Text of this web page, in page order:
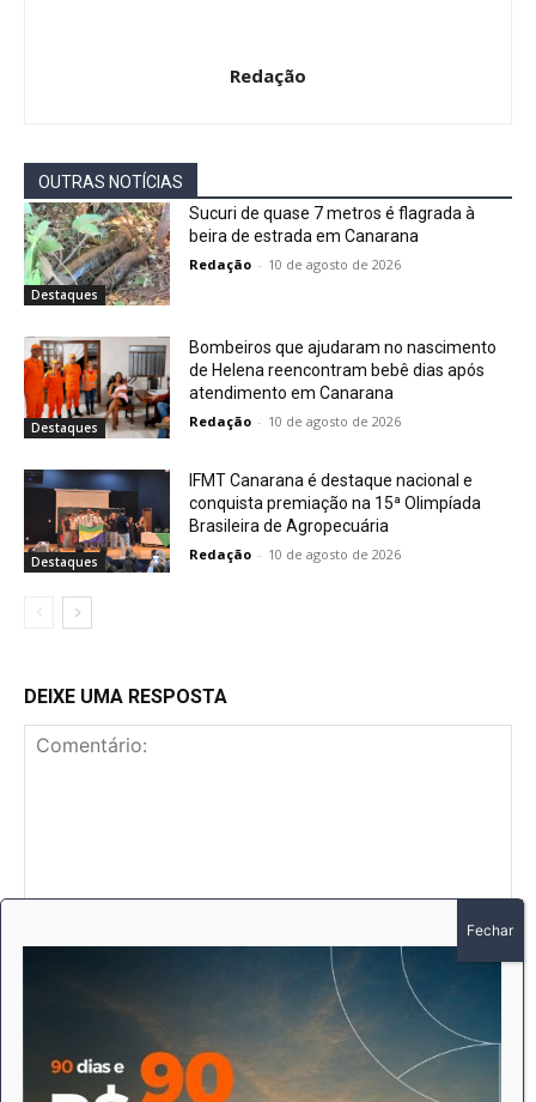
Redação
OUTRAS NOTÍCIAS
Destaques
Sucuri de quase 7 metros é flagrada à
beira de estrada em Canarana
Redação - 10 de agosto de 2026
Destaques
Bombeiros que ajudaram no nascimento
de Helena reencontram bebê dias após
atendimento em Canarana
Redação - 10 de agosto de 2026
Destaques
IFMT Canarana é destaque nacional e
conquista premiação na 15ª Olimpíada
Brasileira de Agropecuária
Redação - 10 de agosto de 2026
DEIXE UMA RESPOSTA